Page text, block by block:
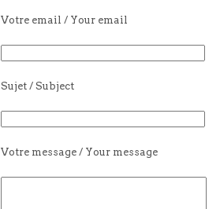
Votre email / Your email
Sujet / Subject
Votre message / Your message